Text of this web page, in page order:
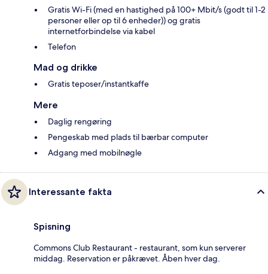
Gratis Wi-Fi (med en hastighed på 100+ Mbit/s (godt til 1-2
personer eller op til 6 enheder)) og gratis
internetforbindelse via kabel
Telefon
Mad og drikke
Gratis teposer/instantkaffe
Mere
Daglig rengøring
Pengeskab med plads til bærbar computer
Adgang med mobilnøgle
Interessante fakta
Spisning
Commons Club Restaurant - restaurant, som kun serverer
middag. Reservation er påkrævet. Åben hver dag.